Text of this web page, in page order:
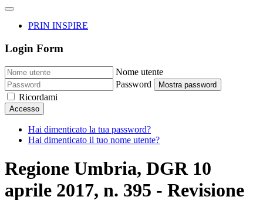
PRIN INSPIRE
Login Form
Nome utente
Password
Mostra password
Ricordami
Accesso
Hai dimenticato la tua password?
Hai dimenticato il tuo nome utente?
Regione Umbria, DGR 10
aprile 2017, n. 395 - Revisione